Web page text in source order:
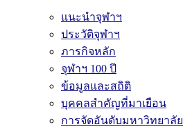
แนะนำจุฬาฯ
ประวัติจุฬาฯ
ภารกิจหลัก
จุฬาฯ 100 ปี
ข้อมูลและสถิติ
บุคคลสำคัญที่มาเยือน
การจัดอันดับมหาวิทยาลัย